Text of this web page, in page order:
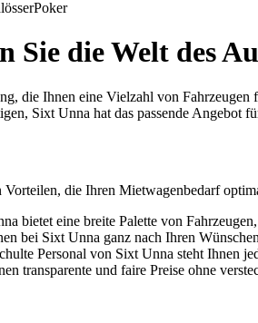
Poker
Sie die Welt des
die Ihnen eine Vielzahl von
Sixt Unna hat das passende
die Ihren Mietwagenbedarf
bietet eine breite Palette von
bei Sixt Unna ganz nach Ihren
Personal von Sixt Unna steht Ihnen
transparente und faire Preise ohne